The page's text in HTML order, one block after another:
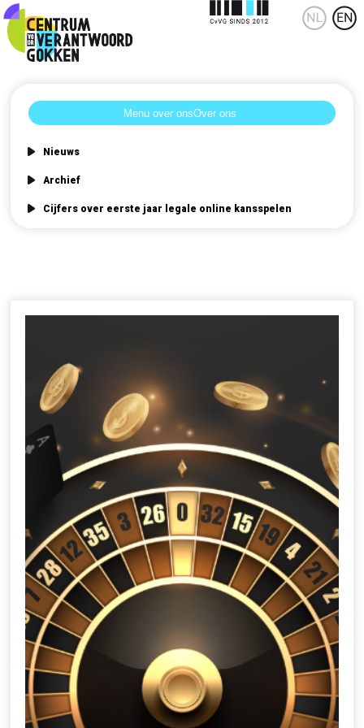
Over ons
Nieuws
Archief
Cijfers over eerste jaar legale online kansspelen